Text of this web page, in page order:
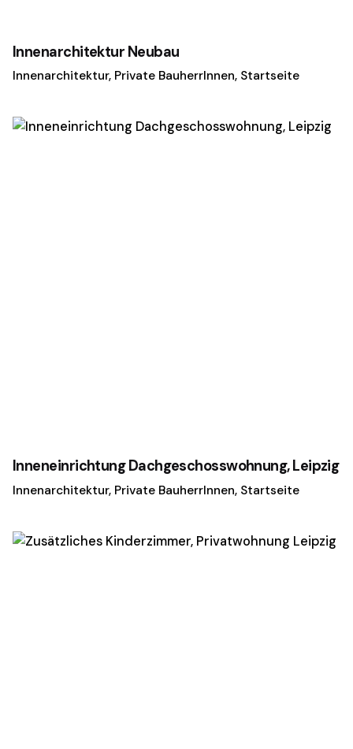
Innenarchitektur Neubau
Innenarchitektur Private BauherrInnen Startseite
Inneneinrichtung Dachgeschosswohnung, Leipzig
Innenarchitektur Private BauherrInnen Startseite